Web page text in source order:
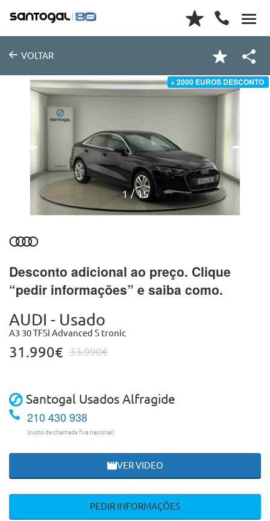
VOLTAR
+ 2000 EUROS DESCONTO
1 15
Desconto adicional ao preço. Clique
“pedir informações” e saiba como.
AUDI - Usado
A3 30 TFSI Advanced S tronic
31.990€ 33.990€
Santogal Usados Alfragide
210 430 938
(custo de chamada fixa nacional)
VER VIDEO
PEDIR INFORMAÇÕES